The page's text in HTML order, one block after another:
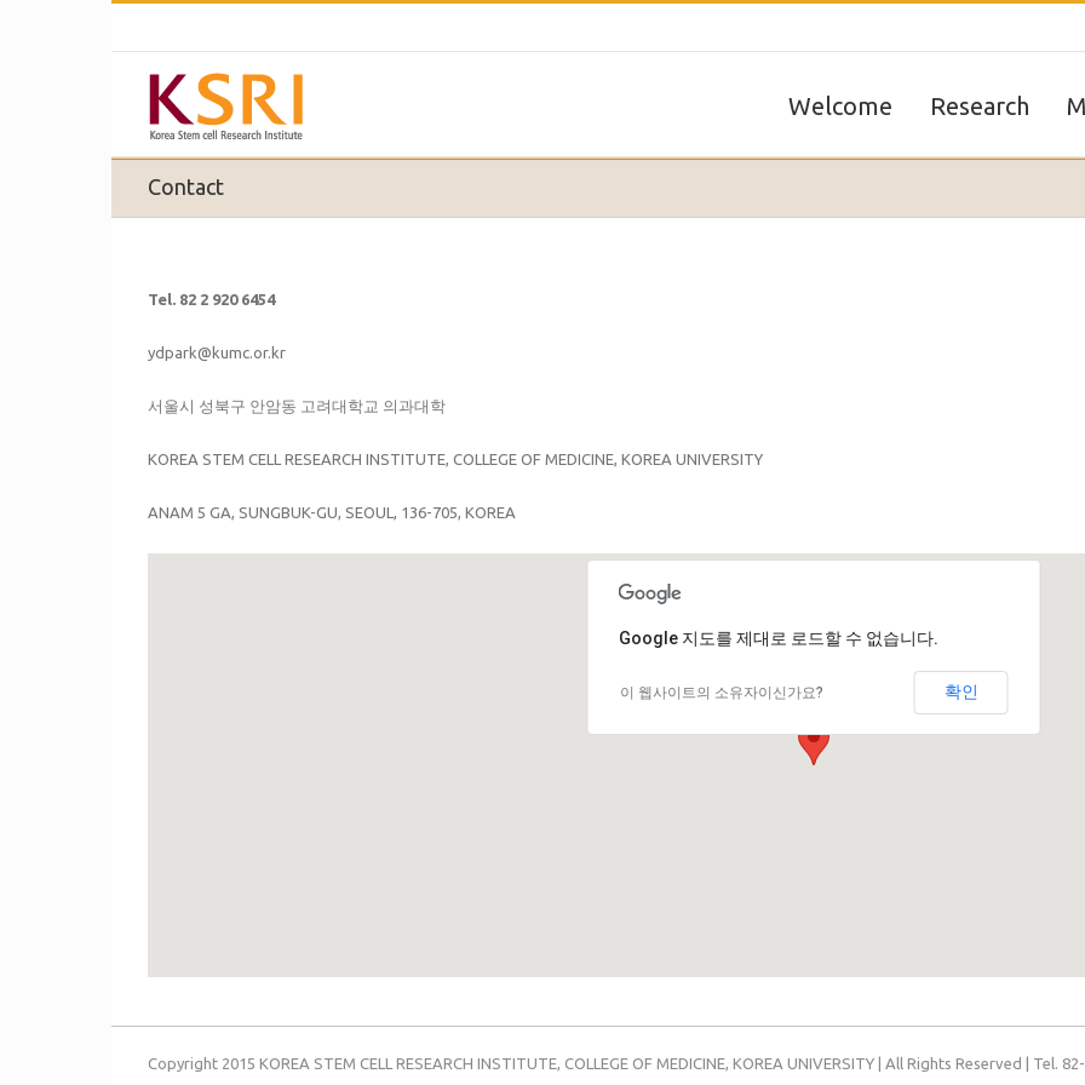
Welcome Research
Contact
Tel. 82 2 920 6454
ydpark@kumc.or.kr
서울시 성북구 안암동 고려대학교 의과대학
KOREA STEM CELL RESEARCH INSTITUTE, COLLEGE OF MEDICINE, KOREA UNIVERSITY
ANAM 5 GA, SUNGBUK-GU, SEOUL, 136-705, KOREA
고려대학교 의과대학
Google 지도를 제대로 로드할 수 없습니다.
이 웹사이트의 소유자이신가요? 확인
Copyright 2015 KOREA STEM CELL RESEARCH INSTITUTE, COLLEGE OF MEDICINE, KOREA UNIVERSITY | All Rights Reserved | Tel.